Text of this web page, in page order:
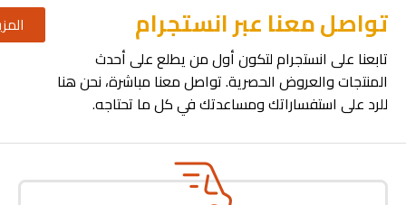
تواصل معنا عبر انستجرام
تابعنا على انستجرام لتكون أول من يطلع على أحدث
المنتجات والعروض الحصرية. تواصل معنا مباشرة، نحن هنا
للرد على استفساراتك ومساعدتك في كل ما تحتاجه.